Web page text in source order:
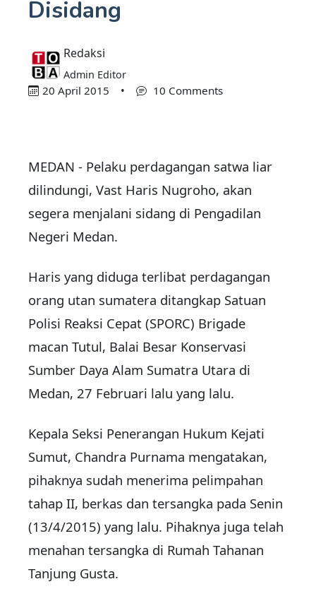
Disidang
Redaksi
Admin Editor
20 April 2015 • 10 Comments
MEDAN - Pelaku perdagangan satwa liar
dilindungi, Vast Haris Nugroho, akan
segera menjalani sidang di Pengadilan
Negeri Medan.
Haris yang diduga terlibat perdagangan
orang utan sumatera ditangkap Satuan
Polisi Reaksi Cepat (SPORC) Brigade
macan Tutul, Balai Besar Konservasi
Sumber Daya Alam Sumatra Utara di
Medan, 27 Februari lalu yang lalu.
Kepala Seksi Penerangan Hukum Kejati
Sumut, Chandra Purnama mengatakan,
pihaknya sudah menerima pelimpahan
tahap II, berkas dan tersangka pada Senin
(13/4/2015) yang lalu. Pihaknya juga telah
menahan tersangka di Rumah Tahanan
Tanjung Gusta.